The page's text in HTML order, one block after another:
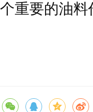
个重要的油料